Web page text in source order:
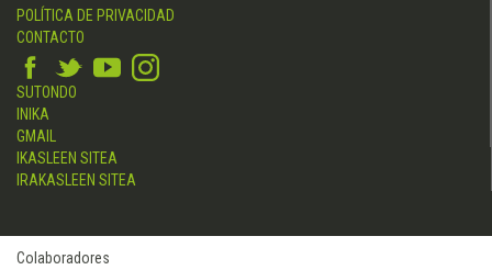
POLÍTICA DE PRIVACIDAD
CONTACTO
SUTONDO
INIKA
GMAIL
IKASLEEN SITEA
IRAKASLEEN SITEA
Colaboradores